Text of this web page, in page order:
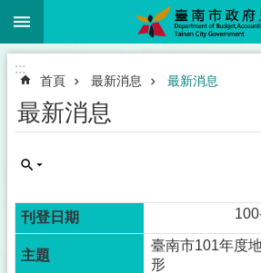
跳到主要內容區塊
:::
首頁 最新消息 最新消息
最新消息
臺南市101年度
形